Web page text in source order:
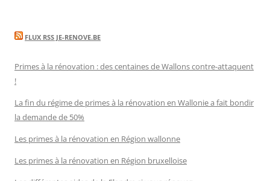
FLUX RSS JE-RENOVE.BE
Primes à la rénovation : des centaines de Wallons contre-attaquent
!
La fin du régime de primes à la rénovation en Wallonie a fait bondir
la demande de 50%
Les primes à la rénovation en Région wallonne
Les primes à la rénovation en Région bruxelloise